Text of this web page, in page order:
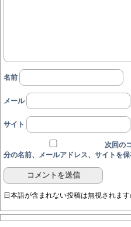
名前
メール
サイト
次回の
分の名前、メールアドレス、サイトを保
日本語が含まれない投稿は無視されま